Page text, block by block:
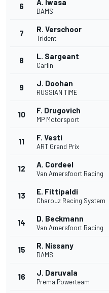
6 A. Iwasa
DAMS
7 R. Verschoor
Trident
8 L. Sargeant
Carlin
9 J. Doohan
RUSSIAN TIME
10 F. Drugovich
MP Motorsport
11 F. Vesti
ART Grand Prix
12 A. Cordeel
Van Amersfoort Racing
13 E. Fittipaldi
Charouz Racing System
14 D. Beckmann
Van Amersfoort Racing
15 R. Nissany
DAMS
16 J. Daruvala
Prema Powerteam